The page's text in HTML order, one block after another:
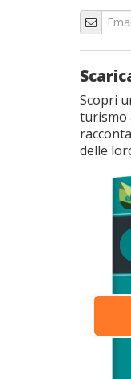
Scopri
turismo
delle